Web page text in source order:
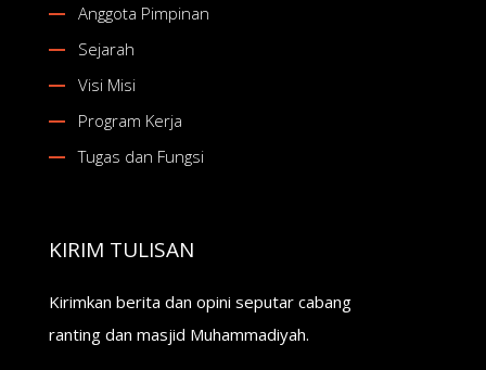
Anggota Pimpinan
Sejarah
Visi Misi
Program Kerja
Tugas dan Fungsi
KIRIM TULISAN
Kirimkan berita dan opini seputar cabang
ranting dan masjid Muhammadiyah.